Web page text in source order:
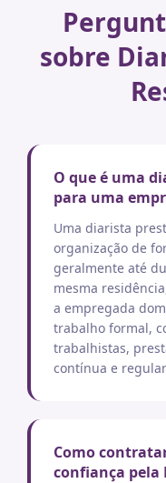
sobre
O que é uma
para uma
Uma diarista
organização de
geralmente até
mesma
a empregada
trabalho formal,
trabalhistas,
contínua e
Como
confiança pela